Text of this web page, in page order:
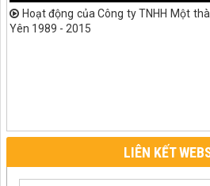
Hoạt động của Công ty TNHH Một
Yên 1989 - 2015
LIÊN KẾT